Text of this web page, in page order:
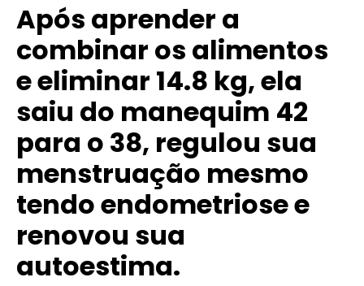
Após aprender a
combinar os alimentos
e eliminar 14.8 kg, ela
saiu do manequim 42
para o 38, regulou sua
menstruação mesmo
tendo endometriose e
renovou sua
autoestima.